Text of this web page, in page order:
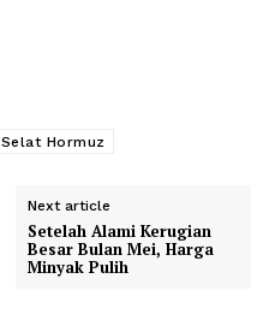
Selat Hormuz
Next article
Setelah Alami Kerugian
Besar Bulan Mei, Harga
Minyak Pulih